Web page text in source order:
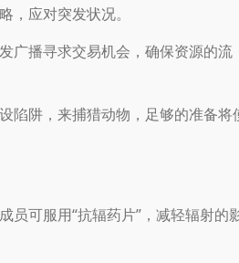
，应对突发状况。
广播寻求交易机会，确保资源的流
陷阱，来捕猎动物，足够的准备将
员可服用“抗辐药片”，减轻辐射的